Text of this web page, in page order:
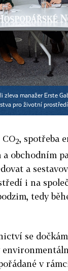
zleva manažer Erste
pro životní
2, spotřeba
a obchodním
a
i na
tedy
se
v